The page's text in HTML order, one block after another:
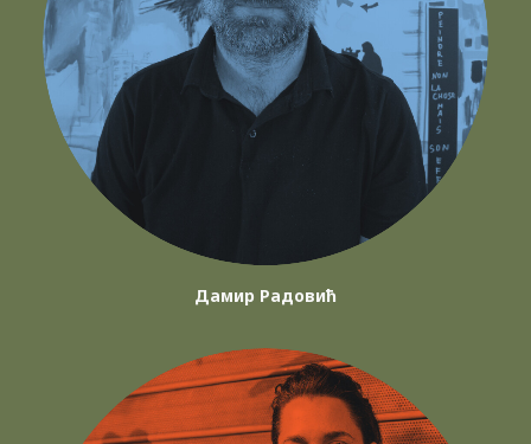
Дамир Радовић